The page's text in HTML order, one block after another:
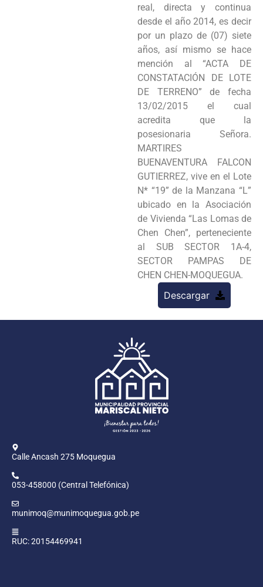
real, directa y continua
desde el año 2014, es decir
por un plazo de (07) siete
años, así mismo se hace
mención al “ACTA DE
CONSTATACIÓN DE LOTE
DE TERRENO” de fecha
13/02/2015 el cual
acredita que la
posesionaria Señora.
MARTIRES
BUENAVENTURA FALCON
GUTIERREZ, vive en el Lote
N* “19” de la Manzana “L”
ubicado en la Asociación
de Vivienda “Las Lomas de
Chen Chen”, perteneciente
al SUB SECTOR 1A-4,
SECTOR PAMPAS DE
CHEN CHEN-MOQUEGUA.
Descargar
Calle Ancash 275 Moquegua
053-458000 (Central Telefónica)
munimoq@munimoquegua.gob.pe
RUC: 20154469941